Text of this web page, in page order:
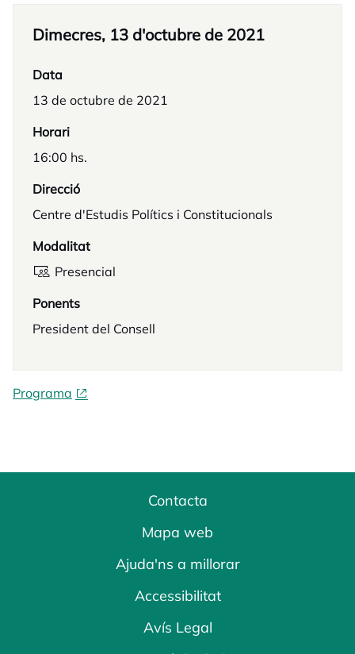
Dimecres, 13 d'octubre de 2021
Data
13 de octubre de 2021
Horari
16:00 hs.
Direcció
Centre d'Estudis Polítics i Constitucionals
Modalitat
Presencial
Ponents
President del Consell
Programa
Contacta
Mapa web
Ajuda'ns a millorar
Accessibilitat
Avís Legal